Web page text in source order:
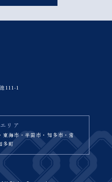
111-1
リア
東海市・半田市・知多市・常
多町